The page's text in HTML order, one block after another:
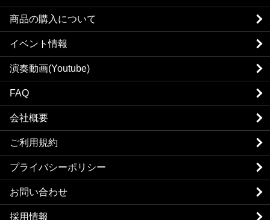
商品の購入について
イベント情報
演奏動画(Youtube)
FAQ
会社概要
ご利用規約
プライバシーポリシー
お問い合わせ
採用情報